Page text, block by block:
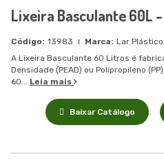
Lixeira Basculante 60L
13983
Lar
A Lixeira Basculante 60 Litros é
Densidade (PEAD) ou Polipropileno
60... Leia mais
Baixar Catálogo